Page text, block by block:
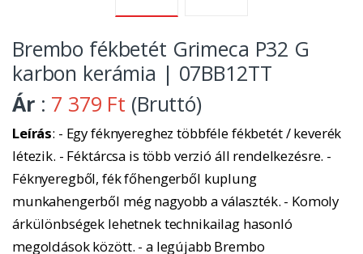
Brembo fékbetét Grimeca P32 G
karbon kerámia | 07BB12TT
Ár : 7 379 Ft (Bruttó)
Leírás: - Egy féknyereghez többféle fékbetét / keverék
létezik. - Féktárcsa is több verzió áll rendelkezésre. -
Féknyeregből, fék főhengerből kuplung
munkahengerből még nagyobb a választék. - Komoly
árkülönbségek lehetnek technikailag hasonló
megoldások között. - a legújabb Brembo